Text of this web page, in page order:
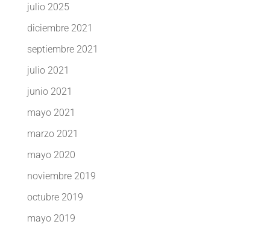
julio 2025
diciembre 2021
septiembre 2021
julio 2021
junio 2021
mayo 2021
marzo 2021
mayo 2020
noviembre 2019
octubre 2019
mayo 2019